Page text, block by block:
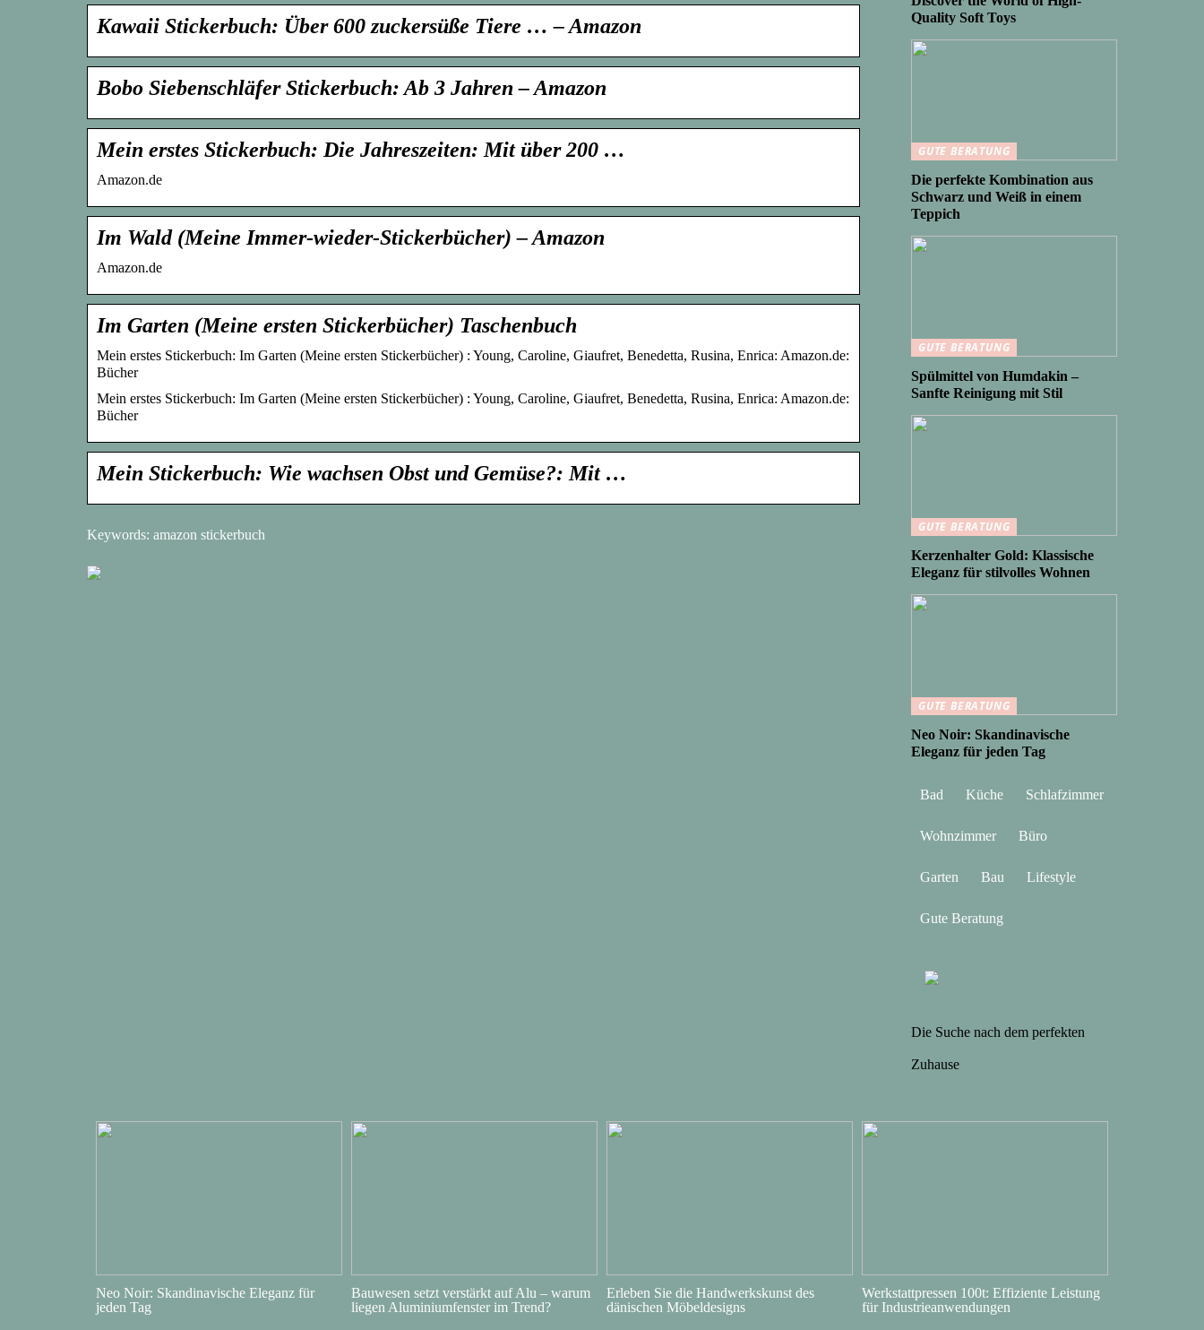
Kawaii Stickerbuch: Über 600 zuckersüße Tiere … – Amazon
Bobo Siebenschläfer Stickerbuch: Ab 3 Jahren – Amazon
Mein erstes Stickerbuch: Die Jahreszeiten: Mit über 200 …
Amazon.de
Im Wald (Meine Immer-wieder-Stickerbücher) – Amazon
Amazon.de
Im Garten (Meine ersten Stickerbücher) Taschenbuch
Mein erstes Stickerbuch: Im Garten (Meine ersten Stickerbücher) : Young, Caroline, Giaufret, Benedetta, Rusina, Enrica: Amazon.de:
Bücher
Mein erstes Stickerbuch: Im Garten (Meine ersten Stickerbücher) : Young, Caroline, Giaufret, Benedetta, Rusina, Enrica: Amazon.de:
Bücher
Mein Stickerbuch: Wie wachsen Obst und Gemüse?: Mit …
Keywords: amazon stickerbuch
Quality Soft Toys
GUTE BERATUNG
Die perfekte Kombination aus
Schwarz und Weiß in einem
Teppich
GUTE BERATUNG
Spülmittel von Humdakin –
Sanfte Reinigung mit Stil
GUTE BERATUNG
Kerzenhalter Gold: Klassische
Eleganz für stilvolles Wohnen
GUTE BERATUNG
Neo Noir: Skandinavische
Eleganz für jeden Tag
Bad Küche Schlafzimmer
Wohnzimmer Büro
Garten Bau Lifestyle
Gute Beratung
Die Suche nach dem perfekten
Zuhause
Neo Noir: Skandinavische Eleganz für
jeden Tag
Bauwesen setzt verstärkt auf Alu – warum
liegen Aluminiumfenster im Trend?
Erleben Sie die Handwerkskunst des
dänischen Möbeldesigns
Werkstattpressen 100t: Effiziente Leistung
für Industrieanwendungen